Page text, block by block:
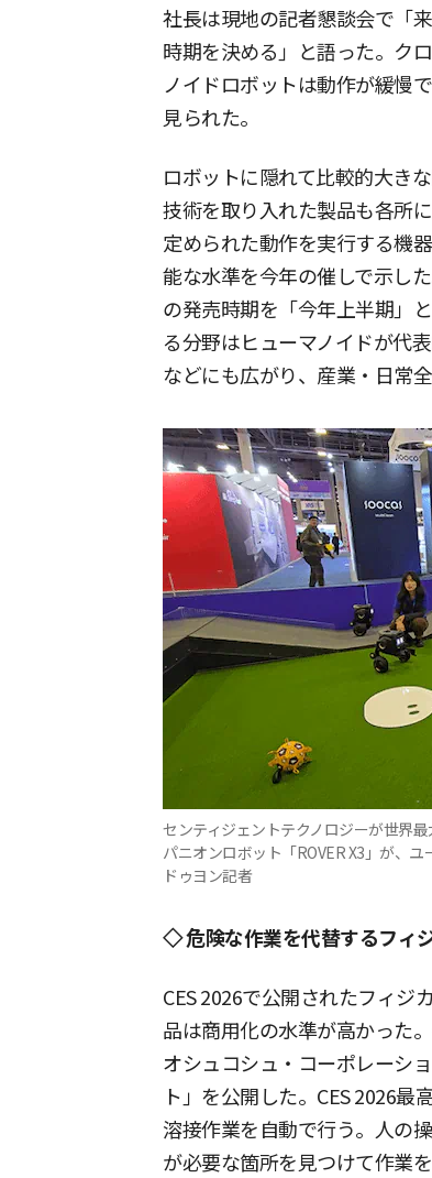
社長は現地の記者懇談会で「
時期を決める」と語った。ク
ノイドロボットは動作が緩慢
見られた。
ロボットに隠れて比較的大き
技術を取り入れた製品も各所
定められた動作を実行する機
能な水準を今年の催しで示し
の発売時期を「今年上半期」
る分野はヒューマノイドが代
などにも広がり、産業・日常
センティジェントテクノロジーが世界
パニオンロボット「ROVER X3」が、
ドゥヨン記者
◇ 危険な作業を代替するフィ
CES 2026で公開されたフィジ
品は商用化の水準が高かった
オシュコシュ・コーポレーシ
ト」を公開した。CES 2026
溶接作業を自動で行う。人の
が必要な箇所を見つけて作業